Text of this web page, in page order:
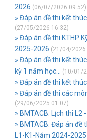
2026 (06/07/2026 09:52)
» Đáp án đề thi kết
(27/05/2026 16:32)
» Đáp án đề thi KTHP
2025-2026 (21/04/2026
» Đáp án đề thi kết
kỳ 1 năm học...
(10/01/
» Đáp án đề thi kết
» Đáp án đề thi các
(29/06/2025 01:07)
» BMTACB: Lịch thi L2
» BMTACB: Đáp án
L1-K1-Năm 2024-2025